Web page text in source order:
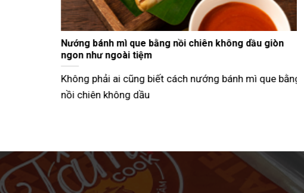
Tư vấn bán bánh mì que vỉa hè từ A–Z hiệu quả nhất
Hiện nay, nhiều người lựa chọn mô hình bán bánh mì
que vỉa hè như